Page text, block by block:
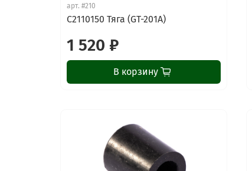
арт.#210
C2110150 Тяга (GT-201A)
1 520 ₽
В корзину